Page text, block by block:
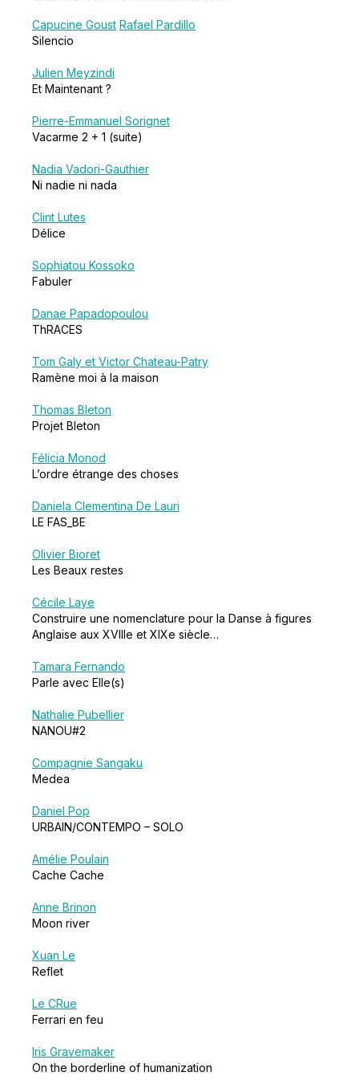
Capucine Goust Rafael Pardillo
Silencio
Julien Meyzindi
Et Maintenant ?
Pierre-Emmanuel Sorignet
Vacarme 2 + 1 (suite)
Nadia Vadori-Gauthier
Ni nadie ni nada
Clint Lutes
Délice
Sophiatou Kossoko
Fabuler
Danae Papadopoulou
ThRACES
Tom Galy et Victor Chateau-Patry
Ramène moi à la maison
Thomas Bleton
Projet Bleton
Félicia Monod
L’ordre étrange des choses
Daniela Clementina De Lauri
LE FAS_BE
Olivier Bioret
Les Beaux restes
Cécile Laye
Construire une nomenclature pour la Danse à figures
Anglaise aux XVIIIe et XIXe siècle…
Tamara Fernando
Parle avec Elle(s)
Nathalie Pubellier
NANOU#2
Compagnie Sangaku
Medea
Daniel Pop
URBAIN/CONTEMPO – SOLO
Amélie Poulain
Cache Cache
Anne Brinon
Moon river
Xuan Le
Reflet
Le CRue
Ferrari en feu
Iris Gravemaker
On the borderline of humanization